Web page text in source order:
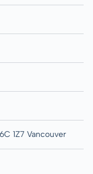
1Z7 Vancouver